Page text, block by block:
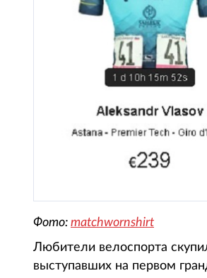
Фото: matchwornshirt
Любители велоспорта
выступавших на первом